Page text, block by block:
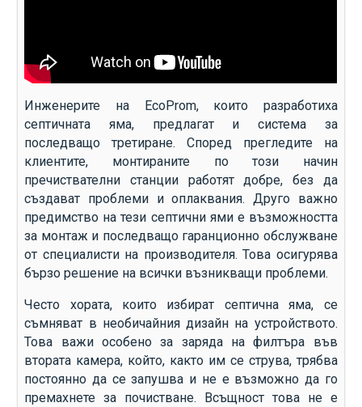
Инженерите на EcoProm, които разработиха
септичната яма, предлагат и система за
последващо третиране. Според прегледите на
клиентите, монтираните по този начин
пречиствателни станции работят добре, без да
създават проблеми и оплаквания. Друго важно
предимство на тези септични ями е възможността
за монтаж и последващо гаранционно обслужване
от специалисти на производителя. Това осигурява
бързо решение на всички възникващи проблеми.
Често хората, които избират септична яма, се
съмняват в необичайния дизайн на устройството.
Това важи особено за заряда на филтъра във
втората камера, който, както им се струва, трябва
постоянно да се запушва и не е възможно да го
премахнете за почистване. Всъщност това не е